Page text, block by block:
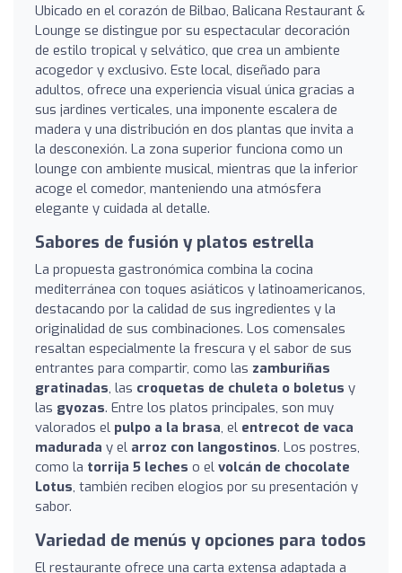
Ubicado en el corazón de Bilbao, Balicana Restaurant &
Lounge se distingue por su espectacular decoración
de estilo tropical y selvático, que crea un ambiente
acogedor y exclusivo. Este local, diseñado para
adultos, ofrece una experiencia visual única gracias a
sus jardines verticales, una imponente escalera de
madera y una distribución en dos plantas que invita a
la desconexión. La zona superior funciona como un
lounge con ambiente musical, mientras que la inferior
acoge el comedor, manteniendo una atmósfera
elegante y cuidada al detalle.
Sabores de fusión y platos estrella
La propuesta gastronómica combina la cocina
mediterránea con toques asiáticos y latinoamericanos,
destacando por la calidad de sus ingredientes y la
originalidad de sus combinaciones. Los comensales
resaltan especialmente la frescura y el sabor de sus
entrantes para compartir, como las zamburiñas
gratinadas, las croquetas de chuleta o boletus y
las gyozas. Entre los platos principales, son muy
valorados el pulpo a la brasa, el entrecot de vaca
madurada y el arroz con langostinos. Los postres,
como la torrija 5 leches o el volcán de chocolate
Lotus, también reciben elogios por su presentación y
sabor.
Variedad de menús y opciones para todos
El restaurante ofrece una carta extensa adaptada a